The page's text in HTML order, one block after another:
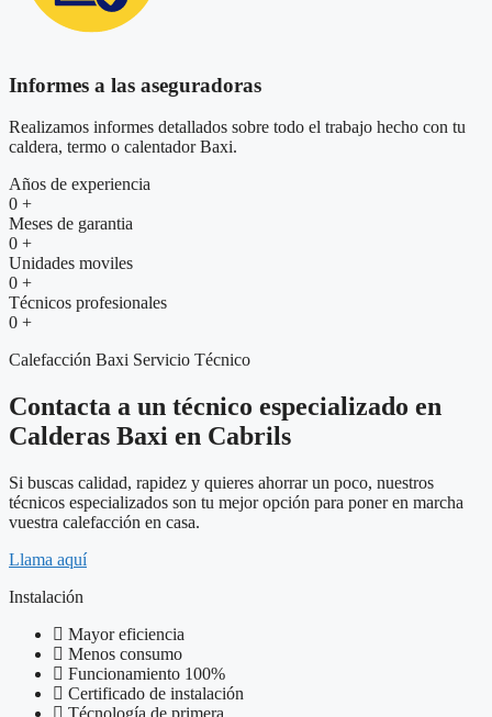
Informes a las aseguradoras
Realizamos informes detallados sobre todo el trabajo hecho con tu
caldera, termo o calentador Baxi.
Años de experiencia
0 +
Meses de garantia
0 +
Unidades moviles
0 +
Técnicos profesionales
0 +
Calefacción Baxi Servicio Técnico
Contacta a un técnico especializado en
Calderas Baxi en Cabrils
Si buscas calidad, rapidez y quieres ahorrar un poco, nuestros
técnicos especializados son tu mejor opción para poner en marcha
vuestra calefacción en casa.
Llama aquí
Instalación
Mayor eficiencia
Menos consumo
Funcionamiento 100%
Certificado de instalación
Técnología de primera